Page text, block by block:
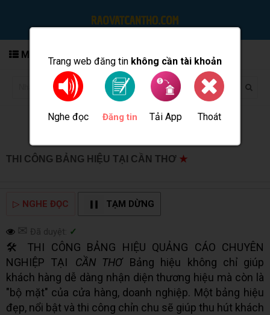
Trang web đăng tin không cần tài khoản
Nghe đọc Đăng tin Tải App Thoát
MENU
THI CÔNG BẢNG HIỆU TẠI CẦN THƠ ★
▷ NGHE ĐỌC TẠM DỪNG
✉ Đã duyệt: ✓
🛠️ THI CÔNG BẢNG HIỆU QUẢNG CÁO CHUYÊN
NGHIỆP TẠI
CẦN THƠBảng hiệu không chỉ giúp
khách hàng dễ dàng nhận diện thương hiệu mà còn là
"bộ mặt" của cửa hàng, doanh nghiệp. Một bảng hiệu
đẹp, nổi bật và thi công chỉn chu sẽ giúp thu hút khách